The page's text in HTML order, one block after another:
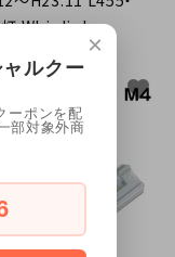
Whiplinks
favorite
×
ャルクー
ーポンを配
部対象外商